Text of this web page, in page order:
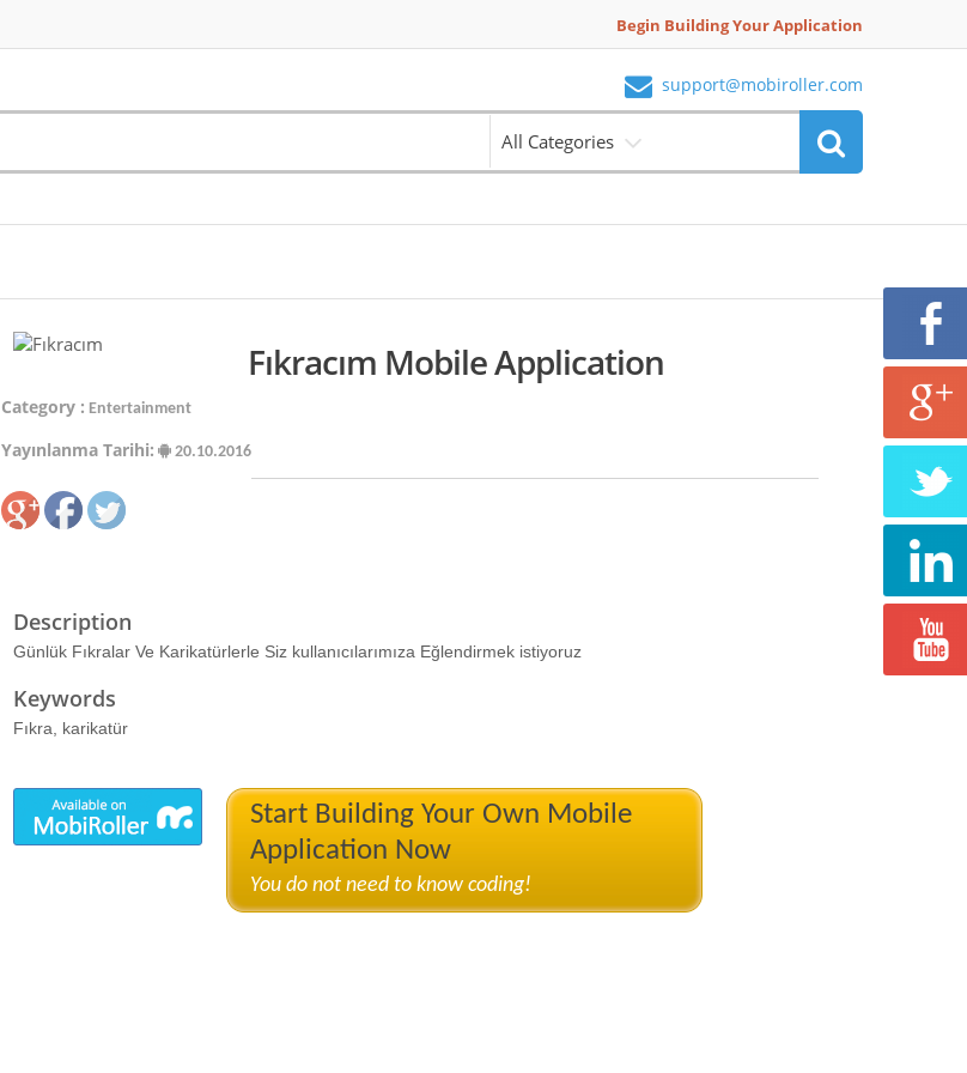
Begin Building Your Application
support@mobiroller.com
All Categories
Fıkracım Mobile Application
Category : Entertainment
Yayınlanma Tarihi: 20.10.2016
Description
Günlük Fıkralar Ve Karikatürlerle Siz kullanıcılarımıza Eğlendirmek istiyoruz
Keywords
Fıkra, karikatür
Start Building Your Own Mobile
Application Now
You do not need to know coding!